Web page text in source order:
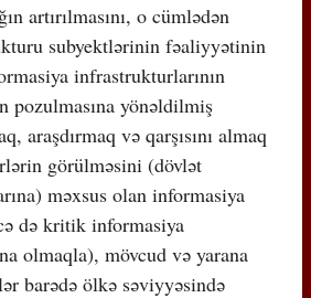
artırılmasını, o cümlədən
subyektlərinin fəaliyyətinin
infrastrukturlarının
yönəldilmiş
araşdırmaq və qarşısını almaq
görülməsini (dövlət
məxsus olan informasiya
də kritik informasiya
olmaqla), mövcud və yarana
barədə ölkə səviyyəsində